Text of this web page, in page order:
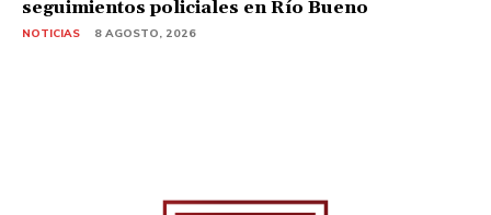
seguimientos policiales en Río Bueno
NOTICIAS 8 AGOSTO, 2026